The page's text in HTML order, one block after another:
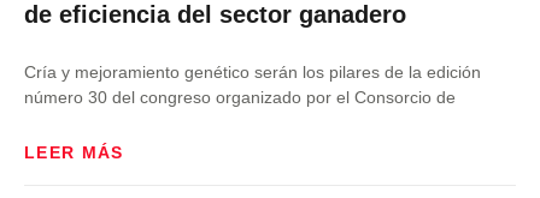
de eficiencia del sector ganadero
Cría y mejoramiento genético serán los pilares de la edición
número 30 del congreso organizado por el Consorcio de
LEER MÁS